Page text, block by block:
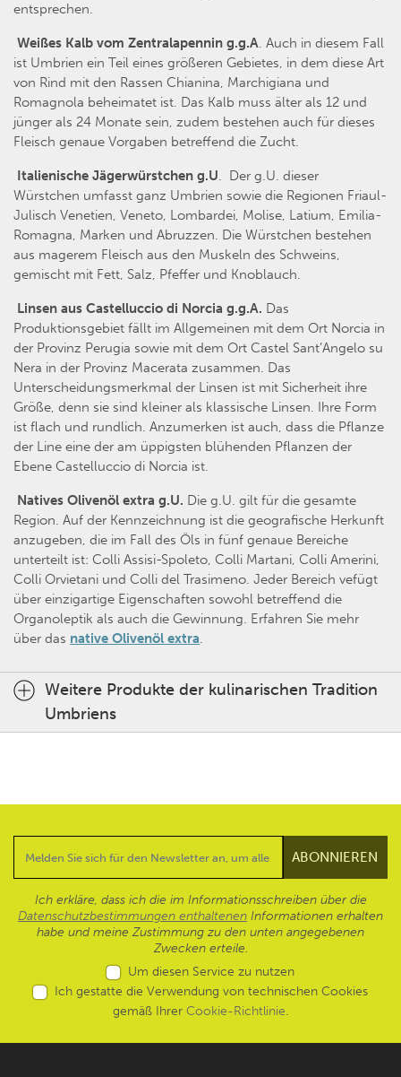
entsprechen.
Weißes Kalb vom Zentralapennin g.g.A. Auch in diesem Fall
ist Umbrien ein Teil eines größeren Gebietes, in dem diese Art
von Rind mit den Rassen Chianina, Marchigiana und
Romagnola beheimatet ist. Das Kalb muss älter als 12 und
jünger als 24 Monate sein, zudem bestehen auch für dieses
Fleisch genaue Vorgaben betreffend die Zucht.
Italienische Jägerwürstchen g.U. Der g.U. dieser
Würstchen umfasst ganz Umbrien sowie die Regionen Friaul-
Julisch Venetien, Veneto, Lombardei, Molise, Latium, Emilia-
Romagna, Marken und Abruzzen. Die Würstchen bestehen
aus magerem Fleisch aus den Muskeln des Schweins,
gemischt mit Fett, Salz, Pfeffer und Knoblauch.
Linsen aus Castelluccio di Norcia g.g.A. Das
Produktionsgebiet fällt im Allgemeinen mit dem Ort Norcia in
der Provinz Perugia sowie mit dem Ort Castel Sant’Angelo su
Nera in der Provinz Macerata zusammen. Das
Unterscheidungsmerkmal der Linsen ist mit Sicherheit ihre
Größe, denn sie sind kleiner als klassische Linsen. Ihre Form
ist flach und rundlich. Anzumerken ist auch, dass die Pflanze
der Line eine der am üppigsten blühenden Pflanzen der
Ebene Castelluccio di Norcia ist.
Natives Olivenöl extra g.U. Die g.U. gilt für die gesamte
Region. Auf der Kennzeichnung ist die geografische Herkunft
anzugeben, die im Fall des Öls in fünf genaue Bereiche
unterteilt ist: Colli Assisi-Spoleto, Colli Martani, Colli Amerini,
Colli Orvietani und Colli del Trasimeno. Jeder Bereich vefügt
über einzigartige Eigenschaften sowohl betreffend die
Organoleptik als auch die Gewinnung. Erfahren Sie mehr
über das native Olivenöl extra.
Weitere Produkte der kulinarischen Tradition
Umbriens
Ich erkläre, dass ich die im Informationsschreiben über die
Datenschutzbestimmungen enthaltenen Informationen erhalten
habe und meine Zustimmung zu den unten angegebenen
Zwecken erteile.
Um diesen Service zu nutzen
Ich gestatte die Verwendung von technischen Cookies
gemäß Ihrer Cookie-Richtlinie.